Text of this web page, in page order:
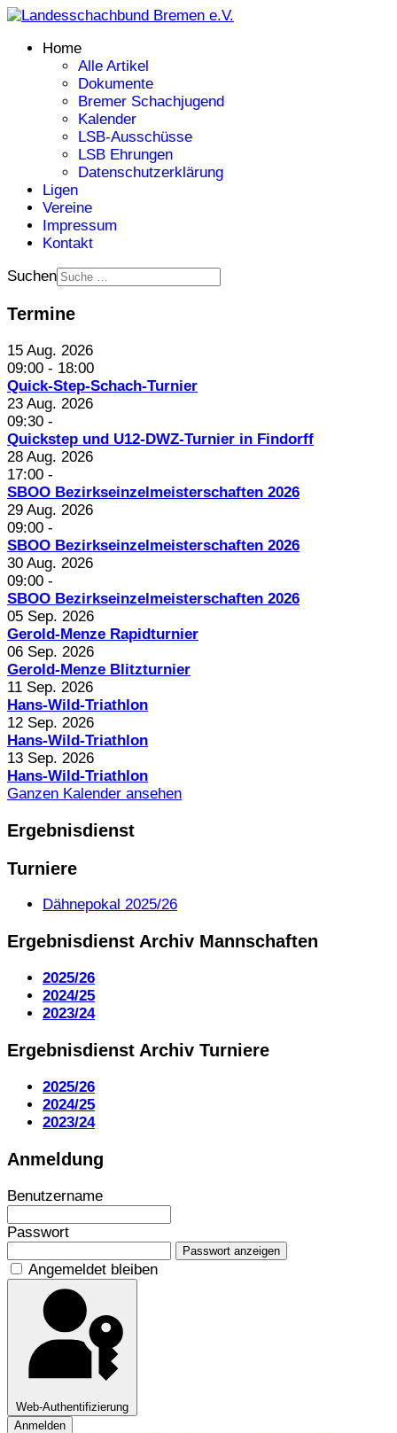
Home
Alle Artikel
Dokumente
Bremer Schachjugend
Kalender
LSB-Ausschüsse
LSB Ehrungen
Datenschutzerklärung
Ligen
Vereine
Impressum
Kontakt
Suchen
Termine
15 Aug. 2026
09:00 - 18:00
Quick-Step-Schach-Turnier
23 Aug. 2026
09:30 -
Quickstep und U12-DWZ-Turnier in Findorff
28 Aug. 2026
17:00 -
SBOO Bezirkseinzelmeisterschaften 2026
29 Aug. 2026
09:00 -
SBOO Bezirkseinzelmeisterschaften 2026
30 Aug. 2026
09:00 -
SBOO Bezirkseinzelmeisterschaften 2026
05 Sep. 2026
Gerold-Menze Rapidturnier
06 Sep. 2026
Gerold-Menze Blitzturnier
11 Sep. 2026
Hans-Wild-Triathlon
12 Sep. 2026
Hans-Wild-Triathlon
13 Sep. 2026
Hans-Wild-Triathlon
Ganzen Kalender ansehen
Ergebnisdienst
Turniere
Dähnepokal 2025/26
Ergebnisdienst Archiv Mannschaften
2025/26
2024/25
2023/24
Ergebnisdienst Archiv Turniere
2025/26
2024/25
2023/24
Anmeldung
Benutzername
Passwort
Passwort anzeigen
Angemeldet bleiben
Web-Authentifizierung
Anmelden